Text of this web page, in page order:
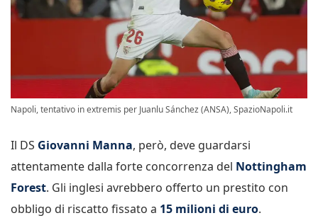
Napoli, tentativo in extremis per Juanlu Sánchez (ANSA), SpazioNapoli.it
Il DS Giovanni Manna, però, deve guardarsi
attentamente dalla forte concorrenza del Nottingham
Forest. Gli inglesi avrebbero offerto un prestito con
obbligo di riscatto fissato a 15 milioni di euro.